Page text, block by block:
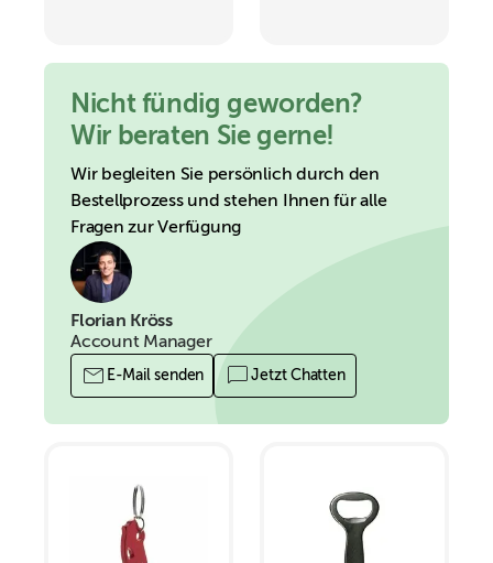
Schlüsselanhänger
Nicht fündig geworden?
Wir beraten Sie gerne!
Wir begleiten Sie persönlich durch den
Bestellprozess und stehen Ihnen für alle
Fragen zur Verfügung
Florian Kröss
Account Manager
E-Mail senden Jetzt Chatten